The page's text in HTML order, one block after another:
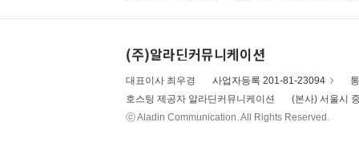
(주)알라딘커뮤니케이션
대표이사 최우경 사업자등록 201-81-23094
호스팅 제공자 알라딘커뮤니케이션
(본사) 서울시
ⓒ Aladin Communication. All Rights Reserved.